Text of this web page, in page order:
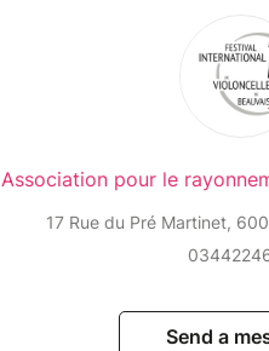
Association pour le
17 Rue du Pré Martinet,
Send a